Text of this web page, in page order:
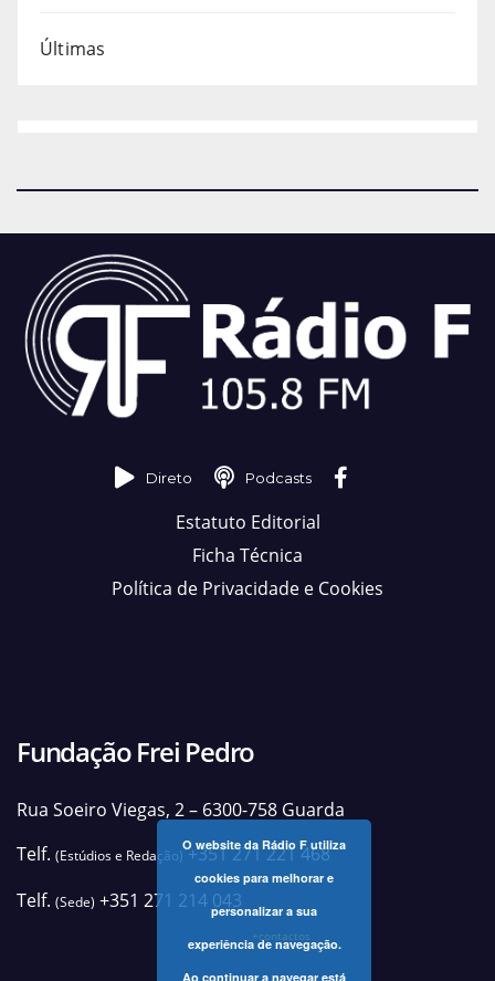
Últimas
Direto Podcasts
Estatuto Editorial
Ficha Técnica
Política de Privacidade e Cookies
Fundação Frei Pedro
Rua Soeiro Viegas, 2 – 6300-758 Guarda
Telf. (Estúdios e Redação)+351 271 221 468
Telf. (Sede) +351 271 214 043
+contactos
O website da Rádio F utiliza
cookies para melhorar e
personalizar a sua
experiência de navegação.
Ao continuar a navegar está